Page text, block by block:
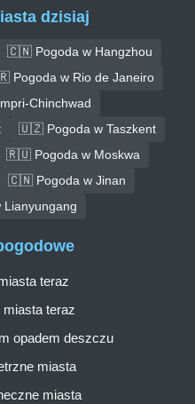
dzisiaj
🇨🇳 Pogoda w Hangzhou
Pogoda w Rio de Janeiro
Chinchwad
🇺🇿 Pogoda w Taszkent
🇷🇺 Pogoda w Moskwa
🇨🇳 Pogoda w Jinan
teraz
teraz
opadem deszczu
miasta
miasta